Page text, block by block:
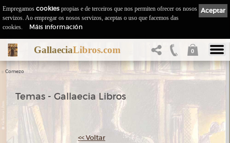
GallaeciaLibros.com 0
:: Comezo
Temas - Gallaecia Libros
<< Voltar
Aceptar
Empregamos cookies propias e de terceiros que nos permiten ofrecer os nosos
servizos. Ao empregar os nosos servizos, aceptas o uso que facemos das
cookies.
Máis información